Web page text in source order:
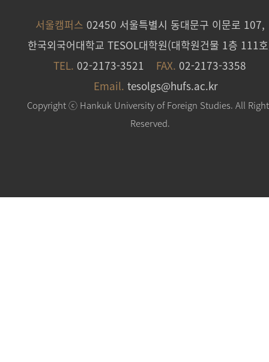
서울캠퍼스 02450 서울특별시 동대문구 이문로 107,
한국외국어대학교 TESOL대학원(대학원건물 1층 111
TEL. 02-2173-3521 FAX. 02-2173-3358
Email. tesolgs@hufs.ac.kr
Copyright ⓒ Hankuk University of Foreign Studies. All
Reserved.